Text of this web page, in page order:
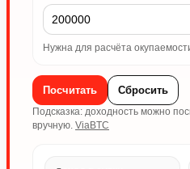
Нужна для расчёта
Посчитать Сбросить
Подсказка: доходность можно
вручную. ViaBTC